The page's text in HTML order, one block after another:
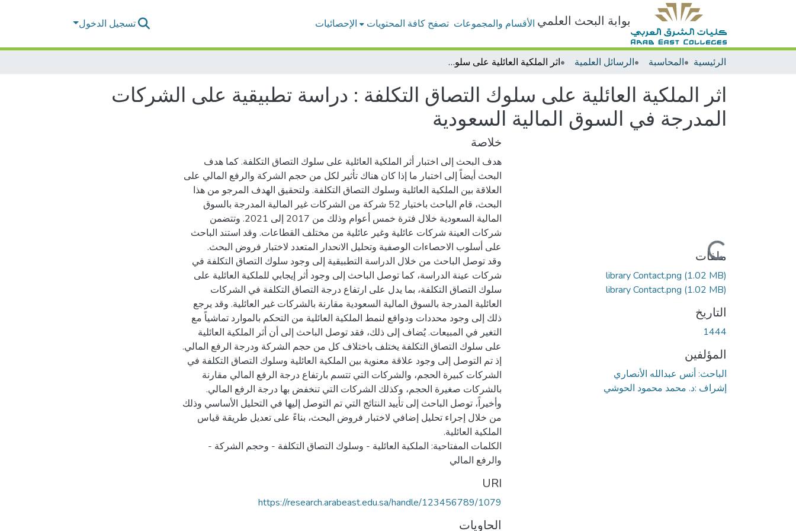
بوابة البحث العلمي الأقسام والمجموعات تصفح كافة المحتويات الإحصائيات تسجيل الدخول
الرئيسية المحاسبة الرسائل العلمية اثر الملكية العائلية على سلوك التصاق التكلفة : دراسة تطبيقية على الشركات المدرجة في السوق المالية السعودية
اثر الملكية العائلية على سلوك التصاق التكلفة : دراسة تطبيقية على الشركات
المدرجة في السوق المالية السعودية
جاري التحميل...
ملفات
library Contact.png (1.02 MB)
library Contact.png (1.02 MB)
التاريخ
1444
المؤلفين
الباحث: أنس عبدالله الأنصاري
إشراف :د. محمد محمود الحوشي
خلاصة
هدف البحث إلى اختبار أثر الملكية العائلية على سلوك التصاق التكلفة. كما هدف
البحث أيضاً إلى اختبار ما إذا كان هناك تأثير لكل من حجم الشركة والرفع المالي على
العلاقة بين الملكية العائلية وسلوك التصاق التكلفة. ولتحقيق الهدف المرجو من هذا
البحث، قام الباحث باختيار 52 شركة من الشركات غير المالية المدرجة بالسوق
المالية السعودية خلال فترة خمس أعوام وذلك من 2017 إلى 2021. وتتضمن
شركات العينة شركات عائلية وغير عائلية من مختلف القطاعات. وقد استند الباحث
وقد توصل الباحث من خلال الدراسة التطبيقية إلى وجود سلوك التصاق التكلفة في
شركات عينة الدراسة، كما توصل الباحث إلى وجود أثر إيجابي للملكية العائلية على
سلوك التصاق التكلفة، بما يدل على ارتفاع درجة التصاق التكلفة في الشركات
العائلية المدرجة بالسوق المالية السعودية مقارنة بالشركات غير العائلية. وقد يرجع
ذلك إلى وجود محددات ودوافع لنمط الملكية العائلية من التحكم بالموارد تماشياً مع
التغير في المبيعات. يُضاف إلى ذلك، فقد توصل الباحث إلى أن أثر الملكية العائلية
على سلوك التصاق التكلفة يختلف باختلاف كل من حجم الشركة ودرجة الرفع المالي.
إذ تم التوصل إلى وجود علاقة معنوية بين الملكية العائلية وسلوك التصاق التكلفة في
الشركات كبيرة الحجم، والشركات التي تتسم بارتفاع درجة الرفع المالي مقارنة
بالشركات صغيرة الحجم، وكذلك الشركات التي تنخفض بها درجة الرفع المالي.
وأخيراً، توصل الباحث إلى تأييد النتائج التي تم التوصل إليها في التحليل الأساسي وذلك
من خلال إجراء تحليل إضافي لاختبار فروض البحث، بناءً على تعديل طريقة قياس
الكلمات المفتاحية: الملكية العائلية - وسلوك التصاق التكلفة - وحجم الشركة -
والرفع المالي
URI
https://research.arabeast.edu.sa/handle/123456789/1079
الحاويات